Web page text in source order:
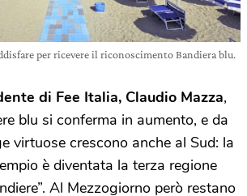
per ricevere il riconoscimento Bandiera blu.
di Fee Italia, Claudio Mazza,
blu si conferma in aumento, e da
virtuose crescono anche al Sud: la
è diventata la terza regione
Al Mezzogiorno però restano